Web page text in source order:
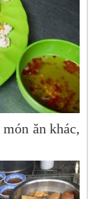
ăn khác,